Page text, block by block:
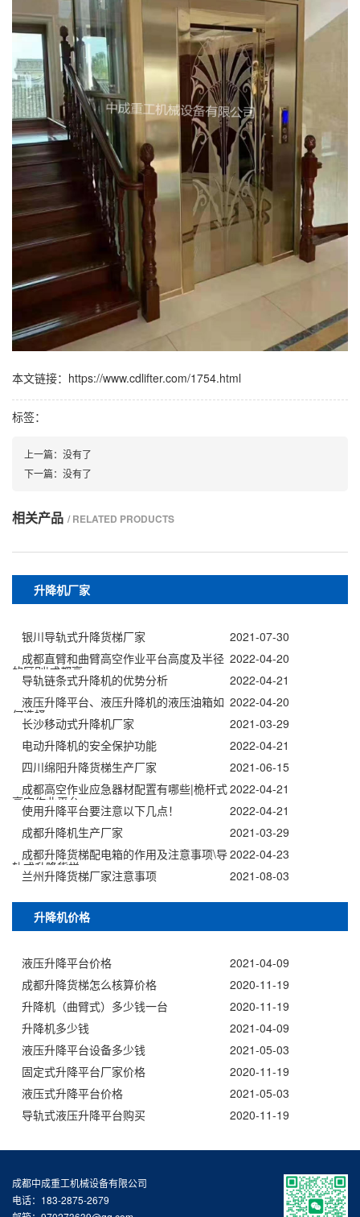
本文链接：https://www.cdlifter.com/1754.html
标签：
上一篇：没有了
下一篇：没有了
相关产品 / RELATED PRODUCTS
升降机厂家
2021-07-30
银川导轨式升降货梯厂家
2022-04-20
成都直臂和曲臂高空作业平台高度及半径
的区别|成都高
2022-04-21
导轨链条式升降机的优势分析
2022-04-20
液压升降平台、液压升降机的液压油箱如
何选择
2021-03-29
长沙移动式升降机厂家
2022-04-21
电动升降机的安全保护功能
2021-06-15
四川绵阳升降货梯生产厂家
2022-04-21
成都高空作业应急器材配置有哪些|桅杆式
高空作业平台
2022-04-21
使用升降平台要注意以下几点！
2021-03-29
成都升降机生产厂家
2022-04-23
成都升降货梯配电箱的作用及注意事项\导
轨式升降货梯
2021-08-03
兰州升降货梯厂家注意事项
升降机价格
2021-04-09
液压升降平台价格
2020-11-19
成都升降货梯怎么核算价格
2020-11-19
升降机（曲臂式）多少钱一台
2021-04-09
升降机多少钱
2021-05-03
液压升降平台设备多少钱
2020-11-19
固定式升降平台厂家价格
2021-05-03
液压式升降平台价格
2020-11-19
导轨式液压升降平台购买
成都中成重工机械设备有限公司
电话：183-2875-2679